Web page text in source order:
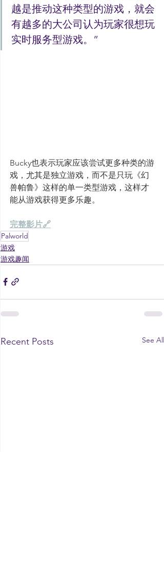
越是推动这种类型的游戏，就会
有越多的大公司认为玩家很想玩
实时服务型游戏。”
Bucky也表示玩家应该尝试更多种类的游
戏，尤其是独立游戏，而不是只玩《幻
兽帕鲁》这样的单一类型游戏，这样才
能从游戏获得更多乐趣。
完整影片🔗
Palworld
游戏
游戏趣闻
Recent Posts See All